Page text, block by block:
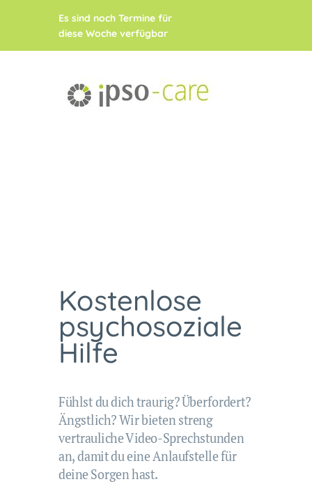
Kostenlose
psychosoziale
Hilfe
Fühlst du dich traurig? Überfordert?
Ängstlich? Wir bieten streng
vertrauliche Video-Sprechstunden
an, damit du eine Anlaufstelle für
deine Sorgen hast.
Es sind noch Termine für
diese Woche verfügbar